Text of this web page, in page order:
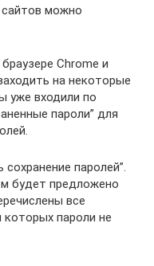
сайтов можно
Chrome и
на некоторые
уже входили по
пароли” для
паролей”.
будет предложено
все
которых пароли не